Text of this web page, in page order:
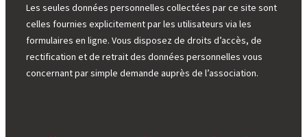
Les seules données personnelles collectées par ce site sont
celles fournies explicitement par les utilisateurs via les
formulaires en ligne. Vous disposez de droits d’accès, de
rectification et de retrait des données personnelles vous
concernant par simple demande auprès de l’association.